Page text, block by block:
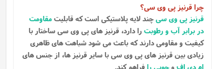
چرا قرنیز پی وی سی؟
قرنیز پی وی سیچند لایه پلاستیکی است که قابلیتمقاومت
در برابر آب و رطوبت را دارد، قرنیز های پی وی سی ساختار با
کیفیت و مقاومی دارند که باعث می شود شباهت های ظاهری
زیادی بین قرنیز های پی وی سی با سایر قرنیز ها، از جنس های
ام دی اف وچوبی را فراهم کند.